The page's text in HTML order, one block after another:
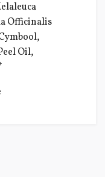
Officinalis
Oil,